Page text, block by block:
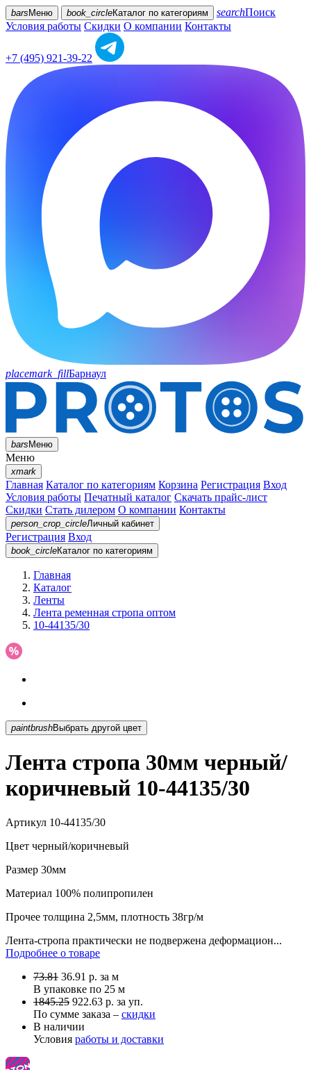
bars Меню book_circleКаталог по категориям searchПоиск
Условия работы Скидки О компании Контакты
+7 (495) 921-39-22
placemark_fillБарнаул
barsМеню
Меню
xmark
Главная Каталог по категориям Корзина Регистрация Вход
Условия работы Печатный каталог Скачать прайс-лист
Скидки Стать дилером О компании Контакты
person_crop_circleЛичный кабинет
Регистрация Вход
book_circleКаталог по категориям
Главная
Каталог
Ленты
Лента ременная стропа оптом
10-44135/30
paintbrush Выбрать другой цвет
Лента стропа 30мм черный/
коричневый 10-44135/30
Артикул 10-44135/30
Цвет черный/коричневый
Размер 30мм
Материал 100% полипропилен
Прочее толщина 2,5мм, плотность 38гр/м
Лента-стропа практически не подвержена деформацион...
Подробнее о товаре
73.81 36.91 р. за м
В упаковке по 25 м
1845.25 922.63 р. за уп.
По сумме заказа – скидки
В наличии
Условия работы и доставки